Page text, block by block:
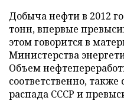
Добыча нефти в 2012
тонн, впервые
этом говорится в
Министерства
Объем
соответственно,
распада СССР и